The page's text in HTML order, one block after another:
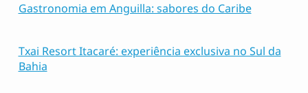
Gastronomia em Anguilla: sabores do Caribe
Txai Resort Itacaré: experiência exclusiva no Sul da
Bahia